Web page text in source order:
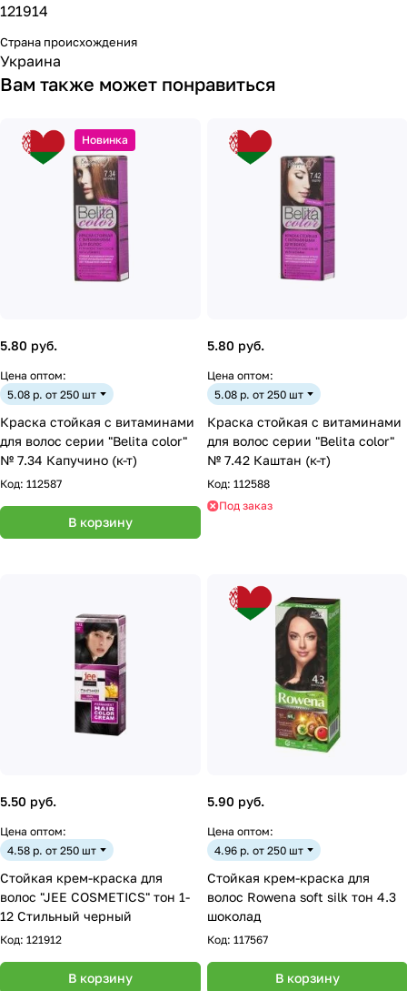
121914
Страна происхождения
Украина
Вам также может понравиться
Новинка
5.80 руб.
Цена оптом:
5.08 р. от 250 шт
Краска стойкая с витаминами
для волос серии "Belita сolor"
№ 7.34 Капучино (к-т)
Код: 112587
В корзину
5.80 руб.
Цена оптом:
5.08 р. от 250 шт
Краска стойкая с витаминами
для волос серии "Belita сolor"
№ 7.42 Каштан (к-т)
Код: 112588
Под заказ
5.50 руб.
Цена оптом:
4.58 р. от 250 шт
Стойкая крем-краска для
волос "JEE COSMETICS" тон 1-
12 Стильный черный
Код: 121912
В корзину
5.90 руб.
Цена оптом:
4.96 р. от 250 шт
Стойкая крем-краска для
волос Rowena soft silk тон 4.3
шоколад
Код: 117567
В корзину